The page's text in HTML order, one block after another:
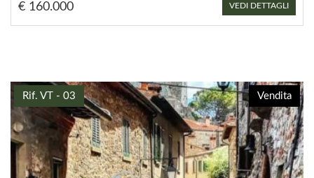
€ 160.000 VEDI DETTAGLI
Vendita
Rif. VT - 03